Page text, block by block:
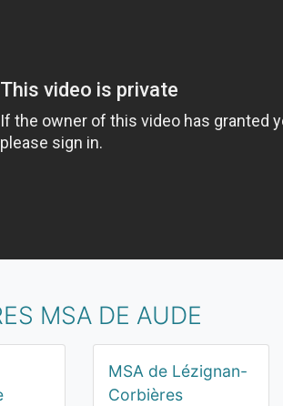
MSA DE AUDE
MSA de Lézignan-
Corbières